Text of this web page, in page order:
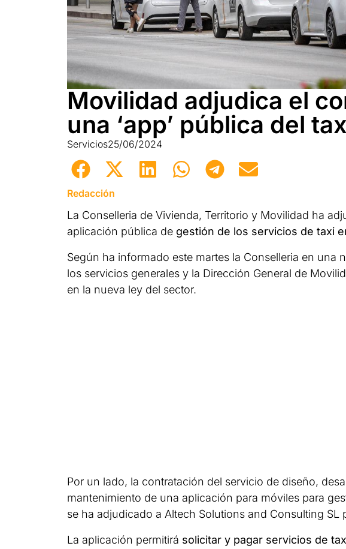
Movilidad adjudica el
una ‘app’ pública del
Servicios25/06/2024
Redacción
La Conselleria de Vivienda, Territorio y Movilidad ha
aplicación pública de gestión de los servicios de taxi
Según ha informado este martes la Conselleria en una
los servicios generales y la Dirección General de
en la nueva ley del sector.
Por un lado, la contratación del servicio de diseño,
mantenimiento de una aplicación para móviles para
se ha adjudicado a Altech Solutions and Consulting
La aplicación permitirá solicitar y pagar servicios de